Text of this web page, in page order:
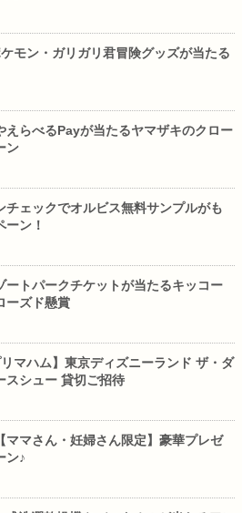
モン・ガリガリ君冒険グッズが当たる
えらべるPayが当たるヤマザキのクロー
ン
ェックでオルビス無料サンプルがも
ーン！
ートパークチケットが当たるキッコー
ーズド懸賞
リマハム】東京ディズニーランド ザ・ダ
スシュー 貸切ご招待
ママさん・妊婦さん限定】豪華プレゼ
ン♪